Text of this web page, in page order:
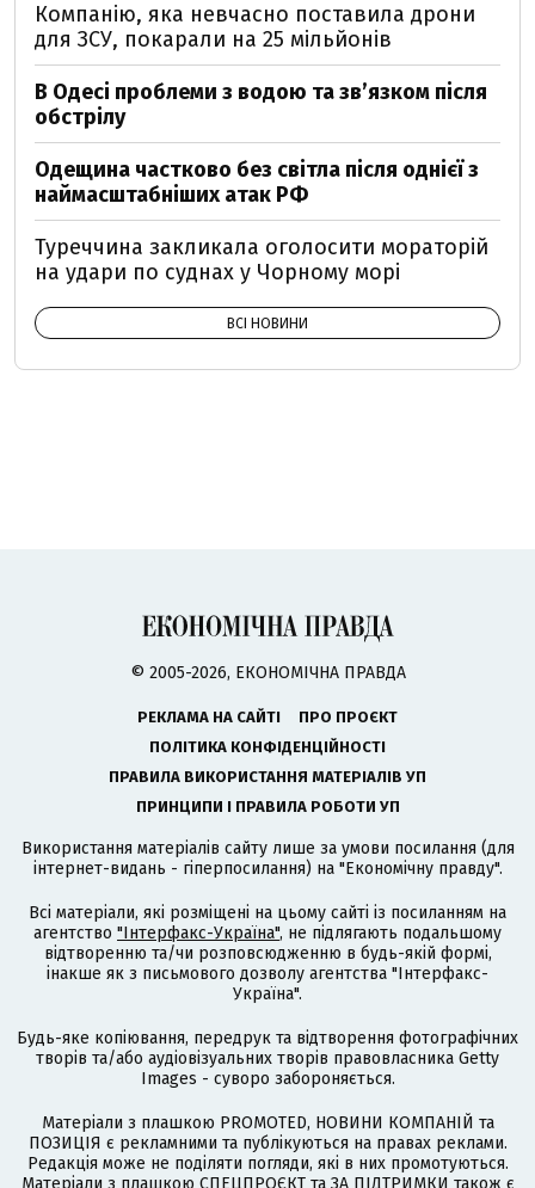
Компанію, яка невчасно поставила дрони
для ЗСУ, покарали на 25 мільйонів
В Одесі проблеми з водою та звʼязком після
обстрілу
Одещина частково без світла після однієї з
наймасштабніших атак РФ
Туреччина закликала оголосити мораторій
на удари по суднах у Чорному морі
ВСІ НОВИНИ
© 2005-2026, ЕКОНОМІЧНА ПРАВДА
РЕКЛАМА НА САЙТІ
ПРО ПРОЄКТ
ПОЛІТИКА КОНФІДЕНЦІЙНОСТІ
ПРАВИЛА ВИКОРИСТАННЯ МАТЕРІАЛІВ УП
ПРИНЦИПИ І ПРАВИЛА РОБОТИ УП
Використання матеріалів сайту лише за умови посилання (для
інтернет-видань - гіперпосилання) на "Економічну правду".
Всі матеріали, які розміщені на цьому сайті із посиланням на
агентство "Інтерфакс-Україна", не підлягають подальшому
відтворенню та/чи розповсюдженню в будь-якій формі,
інакше як з письмового дозволу агентства "Інтерфакс-
Україна".
Будь-яке копіювання, передрук та відтворення фотографічних
творів та/або аудіовізуальних творів правовласника Getty
Images - суворо забороняється.
Матеріали з плашкою PROMOTED, НОВИНИ КОМПАНІЙ та
ПОЗИЦІЯ є рекламними та публікуються на правах реклами.
Редакція може не поділяти погляди, які в них промотуються.